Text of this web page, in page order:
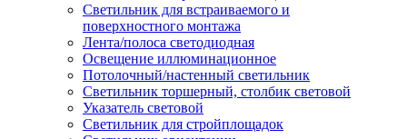
Светильник для встраиваемого и
поверхностного монтажа
Лента/полоса светодиодная
Освещение иллюминационное
Потолочный/настенный светильник
Светильник торшерный, столбик световой
Указатель световой
Светильник для стройплощадок